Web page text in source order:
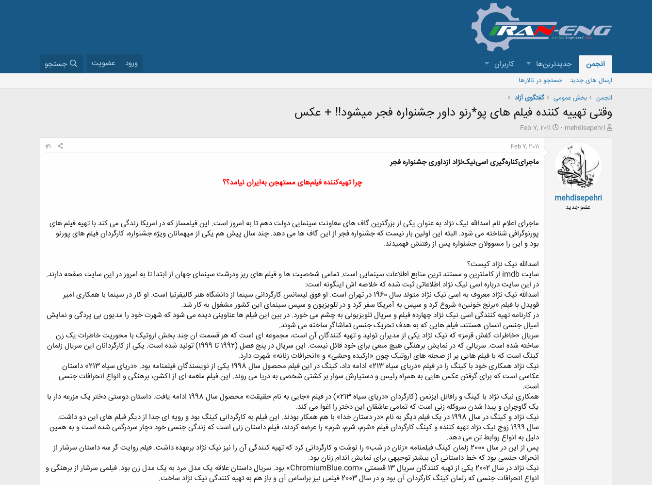
انجمن جدیدترین‌ها کاربران ورود عضویت جستجو
ارسال های جدید
جستجو در تالارها
انجمن
بخش عمومی گفتگوی آزاد
وقتی تهییه کننده فیلم های پو*رنو داور جشنواره فجر میشود!! + عکس
ش
mehdisepehri
تFeb 7, 2011
mehdisepehri
عضو جدید
Feb 7, 2011
#1
ماجرای‌کناره‌گیری اسی‌نیک‌نژاد ازداوری جشنواره فجر
چرا تهیه‌کننده فیلم‌های مستهجن به‌ایران نیامد؟؟​
ماجرای اعلام نام اسدالله نیک نژاد به عنوان یکی از بزرگترین گاف های معاونت سینمایی دولت دهم تا به امروز است. این فیلمساز که در امریکا زندگی می کند با تهیه فیلم های
پورنوگرافی شناخته می شود. البته این اولین بار نیست که جشنواره فجر از این گاف ها می دهد. چند سال پیش هم یکی از میهمانان ویژه جشنواره، کارگردان فیلم های پورنو
بود و این را مسوولان جشنواره پس از رفتنش فهمیدند.
اسدالله نیک نژاد کیست؟
سایت imdb از کاملترین و مستند ترین منابع اطلاعات سینمایی است. تمامی شخصیت ها و فیلم های ریز ودرشت سینمای جهان از ابتدا تا به امروز در این سایت صفحه دارند.
در این سایت درباره اسی نیک نژاد اطلاعاتی ثبت شده که خلاصه اش اینگونه است:
اسدالله نیک نژاد معروف به اسی نیک نژاد متولد سال 1960 در تهران است. او فوق لیسانس کارگردانی سینما از دانشگاه هنر کالیفرنیا است. او کار در سینما با همکاری امیر
قویدل با فیلم «برنج خونین» شروع کرد و سپس به آمریکا سفر کرد و در تلویزیون و سپس سینمای این کشور مشغول به کار شد.
در کارنامه تهیه کنندگی اسی نیک نژاد چهارده فیلم و سریال تلویزیونی به چشم می خورد. در بین این فیلم ها عناوینی دیده می شود که شهرت خود را مدیون بی پردگی و نمایش
امیال جنسی انسان هستند، فیلم هایی که به هدف تحریک جنسی تماشاگر ساخته می شوند.
سریال «خاطرات کفش قرمز» که نیک نژاد یکی از مدیران تولید و تهیه کنندگان آن است، مجموعه ای است که هر قسمت ان چند بخش اروتیک با محوریت خاطرات یک زن
ساخته شده است. سریالی که در نمایش برهنگی هیچ منعی برای خود قائل نیست. این سریال در پنج فصل (1992 تا 1999) تولید شده است. یکی از کارگردانان این سریال زلمان
کینگ است که با فیلم هایی پر از صحنه های اروتیک چون «ارکیده وحشی» و «انحرافات زنانه» شهرت دارد.
نیک نژاد همکاری خود با کینگ را در فیلم «دریای سیاه 213» ادامه داد، کینگ در این فیلم محصول سال 1998 یکی از نویسندگان فیلمنامه بود. «دریای سیاه 213» داستان
عکاسی است که برای گرفتن عکس هایی به همراه رئیس و دستیارش سوار بر کشتی شخصی به دریا می روند. این فیلم ملغمه ای از اکشن، برهنگی و انواع انحرافات جنسی
است.
همکاری نیک نژاد با کینگ و رافائل ایزنمن (کارگردان «دریای سیاه 213») در فیلم «جایی به نام حقیقت» محصول سال 1998 ادامه یافت. داستان دوستی دختر یک مزرعه دار با
یک گاوچران و پیدا شدن سروکله زنی است که تمامی عاشقان این دختر را اغوا می کند.
نیک نژاد و کینگ در سال 1998 در یک فیلم دیگر به نام «در دستان خدا» با هم همکار بودند. این فیلم به کارگردانی کینگ بود و رویه ای جدا از دیگر فیلم های این دو داشت.
سال 1999 زوج نیک نژاد تهیه کننده و کینگ کارگردان فیلم «شرم، شرم، شرم» را عرضه کردند، فیلم داستان زنی است که زندگی جنسی خود دچار سردرگمی شده است و به همین
دلیل به انواع روابط تن می دهد.
پس از این در سال 2000 زلمان کینگ فیلمنامه «زنان در شب» را نوشت و کارگردانی کرد که تهیه کنندگی آن را نیز نیک نژاد برعهده داشت. فیلم روایت گر سه داستان سرشار از
انحراف جنسی بود که خط داستانی آن بیشتر توجیهی برای نمایش اندام زنان بود.
نیک نژاد در سال 2002 یکی از تهیه کنندگان سریال 13 قسمتی «ChromiumBlue.com» بود. سریال داستان علاقه یک مدل مرد به یک مدل زن بود. فیلمی سرشار از برهنگی و
انواع انحرافات جنسی که زلمان کینگ کارگردان آن بود و در سال 2003 فیلمی نیز براساس آن و باز هم به تهیه کنندگی نیک نژاد ساخت.